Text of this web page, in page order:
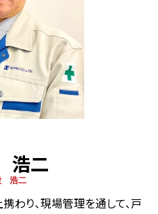
二
浩二
り、現場管理を通して、戸